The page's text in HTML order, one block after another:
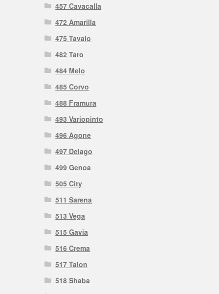
457 Cavacalla
472 Amarilla
475 Tavalo
482 Taro
484 Melo
485 Corvo
488 Framura
493 Variopinto
496 Agone
497 Delago
499 Genoa
505 City
511 Sarena
513 Vega
515 Gavia
516 Crema
517 Talon
518 Shaba